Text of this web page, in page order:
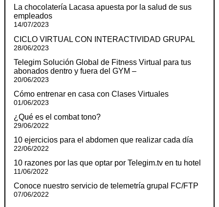
La chocolatería Lacasa apuesta por la salud de sus
empleados
14/07/2023
CICLO VIRTUAL CON INTERACTIVIDAD GRUPAL
28/06/2023
Telegim Solución Global de Fitness Virtual para tus
abonados dentro y fuera del GYM –
20/06/2023
Cómo entrenar en casa con Clases Virtuales
01/06/2023
¿Qué es el combat tono?
29/06/2022
10 ejercicios para el abdomen que realizar cada día
22/06/2022
10 razones por las que optar por Telegim.tv en tu hotel
11/06/2022
Conoce nuestro servicio de telemetría grupal FC/FTP
07/06/2022